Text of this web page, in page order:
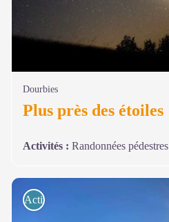
Dourbies
Plus près des étoiles
Activités : Randonnées pédestres
Activités de pleine nature